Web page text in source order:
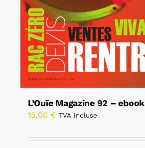
L’Ouïe Magazine 92 – ebook
15,00 € TVA incluse